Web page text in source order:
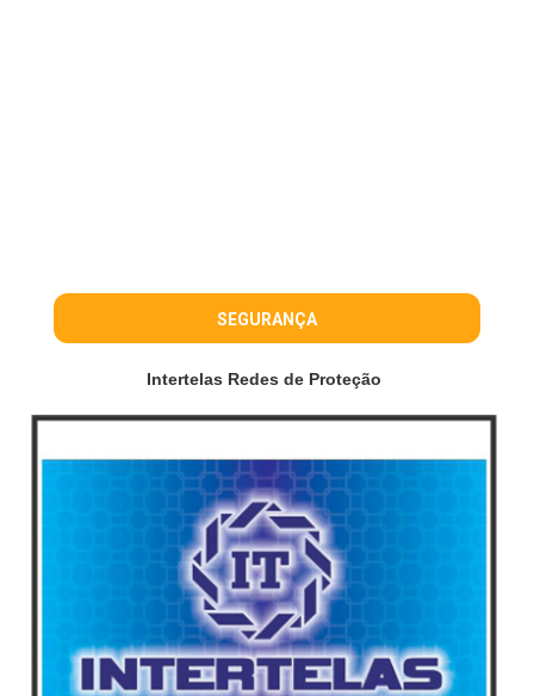
SEGURANÇA
Intertelas Redes de Proteção